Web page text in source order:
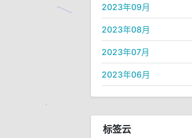
2023年09月
2023年08月
2023年07月
2023年06月
标签云